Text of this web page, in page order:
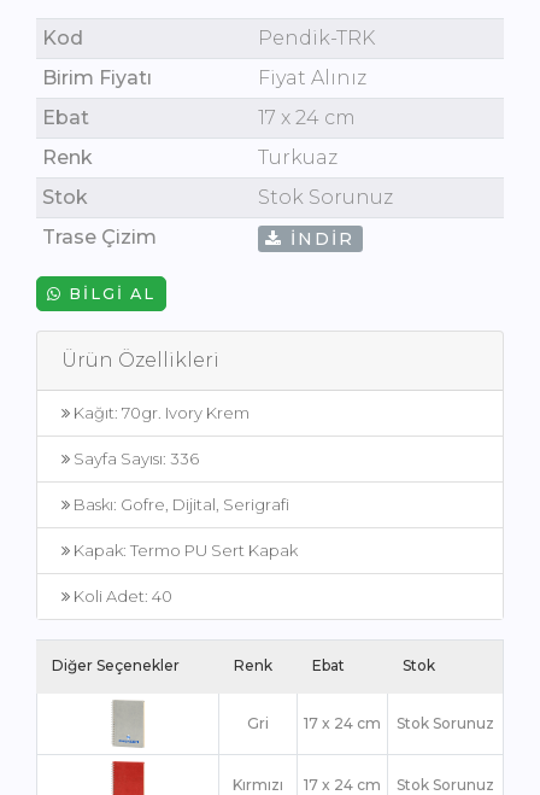
Kod
Pendik-TRK
Birim Fiyatı
Fiyat Alınız
Ebat
17 x 24 cm
Renk
Turkuaz
Stok
Stok Sorunuz
Trase Çizim
İNDIR
BILGI AL
Ürün Özellikleri
Kağıt: 70gr. Ivory Krem
Sayfa Sayısı: 336
Baskı: Gofre, Dijital, Serigrafi
Kapak: Termo PU Sert Kapak
Koli Adet: 40
Diğer Seçenekler Renk Ebat Stok
Gri 17 x 24 cm Stok Sorunuz
Kırmızı 17 x 24 cm Stok Sorunuz